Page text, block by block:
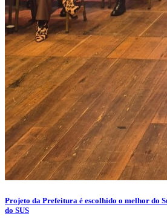
Projeto da Prefeitura é escolhido o melhor do
do SUS